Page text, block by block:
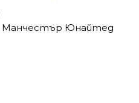
Манчестър Юнайтед